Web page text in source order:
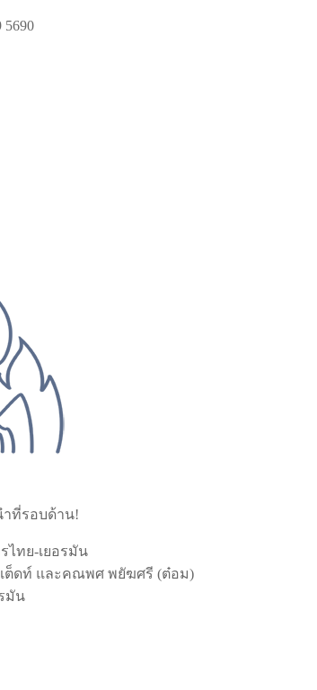
5690
ที่รอบด้าน!
ไทย-เยอรมัน
ต็ดท์ และคณพศ พยัฆศรี (ต๋อม)
มัน